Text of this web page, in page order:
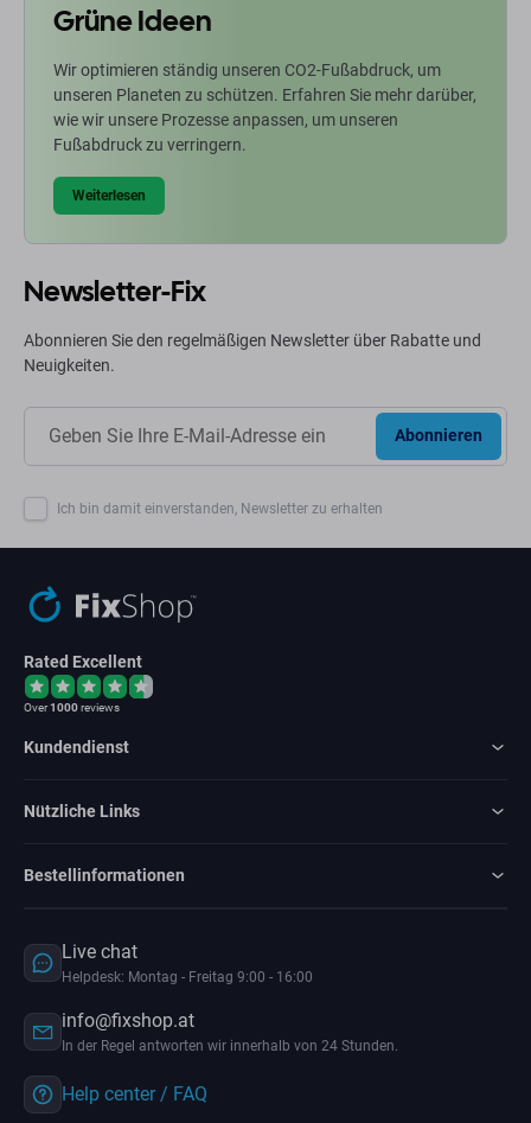
Grüne Ideen
Wir optimieren ständig unseren CO2-Fußabdruck, um
unseren Planeten zu schützen. Erfahren Sie mehr darüber,
wie wir unsere Prozesse anpassen, um unseren
Fußabdruck zu verringern.
Weiterlesen
Newsletter-Fix
Abonnieren Sie den regelmäßigen Newsletter über Rabatte und
Neuigkeiten.
Abonnieren
Ich bin damit einverstanden, Newsletter zu erhalten
Rated Excellent
Over1000reviews
Kundendienst
Nützliche Links
Bestellinformationen
Live chat
Helpdesk: Montag - Freitag 9:00 - 16:00
info@fixshop.at
In der Regel antworten wir innerhalb von 24 Stunden.
Help center / FAQ